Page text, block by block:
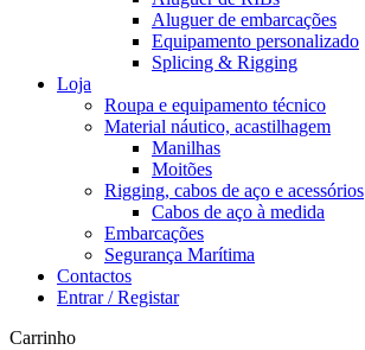
Aluguer de embarcações
Equipamento personalizado
Splicing & Rigging
Loja
Roupa e equipamento técnico
Material náutico, acastilhagem
Manilhas
Moitões
Rigging, cabos de aço e acessórios
Cabos de aço à medida
Embarcações
Segurança Marítima
Contactos
Entrar / Registar
Carrinho